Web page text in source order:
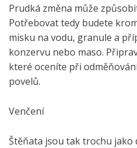
Prudká změna může
Potřebovat tedy budete
misku na vodu, granule a
konzervu nebo maso.
které oceníte při
povelů.
Venčení
Štěňata jsou tak trochu jako